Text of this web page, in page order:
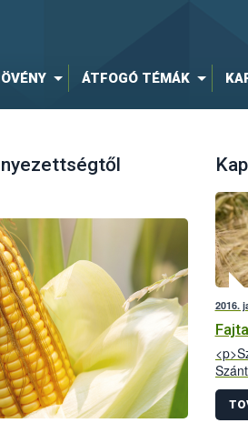
ÁTFOGÓ TÉMÁK
2016.
az